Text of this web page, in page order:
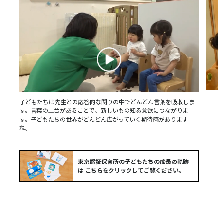
子どもたちは先生との応答的な関りの中でどんどん言葉を吸収しま
す。言葉の土台があることで、新しいもの知る意欲につながりま
す。子どもたちの世界がどんどん広がっていく期待感があります
ね。
東京認証保育所の子どもたちの成長の軌跡
は こちらをクリックしてご覧ください。